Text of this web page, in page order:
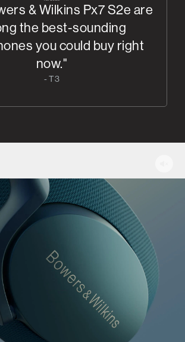
& Wilkins Px7 S2e are
the best-sounding
you could buy right
now."
- T3